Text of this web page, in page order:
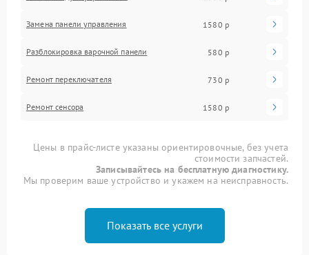
Замена панели управления 1580 р
Разблокировка варочной панели 580 р
Ремонт переключателя 730 р
Ремонт сенсора 1580 р
Цены в прайс-листе указаны ориентировочные, без учета
стоимости запчастей.
Записывайтесь на бесплатную диагностику.
Мы проверим ваше устройство и укажем на неисправность.
Показать все услуги